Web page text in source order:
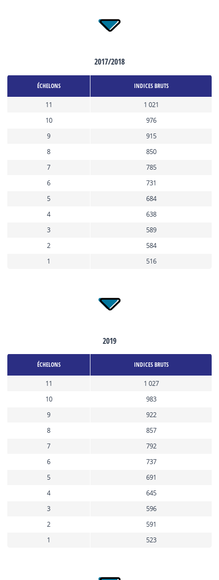
2017/2018
ÉCHELONS INDICES BRUTS
11
1 021
10
976
9
915
8
850
7
785
6
731
5
684
4
638
3
589
2
584
1
516
2019
ÉCHELONS INDICES BRUTS
11
1 027
10
983
9
922
8
857
7
792
6
737
5
691
4
645
3
596
2
591
1
523